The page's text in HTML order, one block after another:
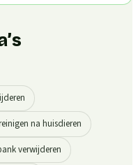
na huisdieren
verwijderen